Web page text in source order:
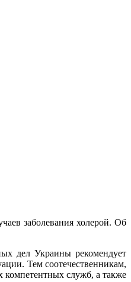
заболевания холерой. Об
дел Украины рекомендует
Тем соотечественникам,
компетентных служб, а также